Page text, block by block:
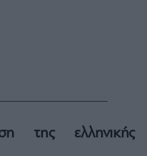
της ελληνικής